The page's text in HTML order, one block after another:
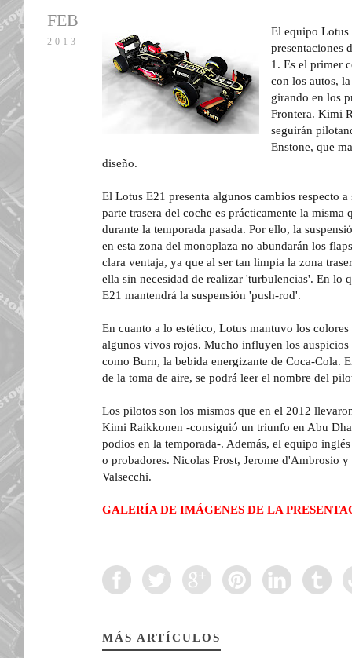
FEB
2013
El equipo Lotus
presentaciones
1. Es el primer
con los autos,
girando en los
Frontera. Kimi
seguirán
Enstone, que
diseño.
El Lotus E21 presenta algunos cambios respecto
parte trasera del coche es prácticamente la
durante la temporada pasada. Por ello, la
en esta zona del monoplaza no abundarán los
clara ventaja, ya que al ser tan limpia la zona
ella sin necesidad de realizar 'turbulencias'. En lo
E21 mantendrá la suspensión 'push-rod'.
En cuanto a lo estético, Lotus mantuvo los
algunos vivos rojos. Mucho influyen los
como Burn, la bebida energizante de Coca-Cola.
de la toma de aire, se podrá leer el nombre del
Los pilotos son los mismos que en el 2012
Kimi Raikkonen -consiguió un triunfo en Abu
podios en la temporada-. Además, el equipo
o probadores. Nicolas Prost, Jerome d'Ambrosio
Valsecchi.
GALERÍA DE IMÁGENES DE LA
MÁS ARTÍCULOS